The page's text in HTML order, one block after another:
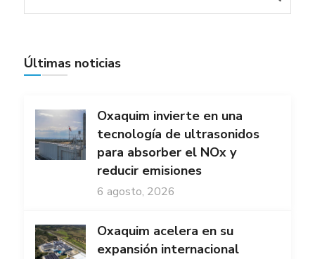
Últimas noticias
Oxaquim invierte en una
tecnología de ultrasonidos
para absorber el NOx y
reducir emisiones
6 agosto, 2026
Oxaquim acelera en su
expansión internacional